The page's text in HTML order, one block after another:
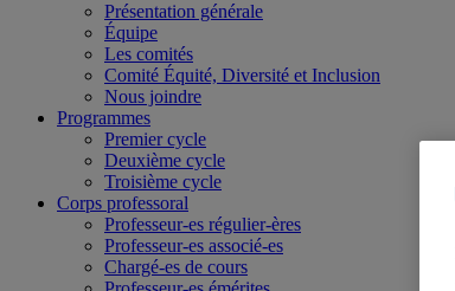
Présentation générale
Équipe
Les comités
Comité Équité, Diversité et Inclusion
Nous joindre
Programmes
Premier cycle
Deuxième cycle
Troisième cycle
Corps professoral
Professeur-es régulier-ères
Professeur-es associé-es
Chargé-es de cours